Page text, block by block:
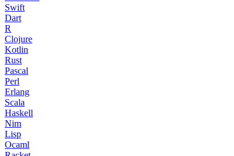
Swift
Dart
R
Clojure
Kotlin
Rust
Pascal
Perl
Erlang
Scala
Haskell
Nim
Lisp
Ocaml